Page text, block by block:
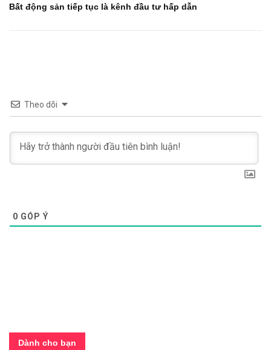
Bất động sản tiếp tục là kênh đầu tư hấp dẫn
Theo dõi
0 GÓP Ý
Dành cho bạn